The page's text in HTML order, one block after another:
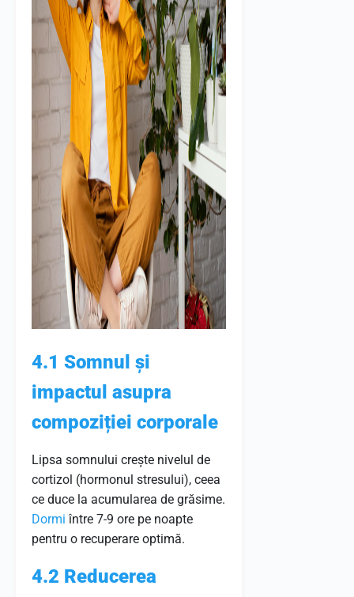
4.1 Somnul și
impactul asupra
compoziției corporale
Lipsa somnului crește nivelul de
cortizol (hormonul stresului), ceea
ce duce la acumularea de grăsime.
Dormi între 7-9 ore pe noapte
pentru o recuperare optimă.
4.2 Reducerea